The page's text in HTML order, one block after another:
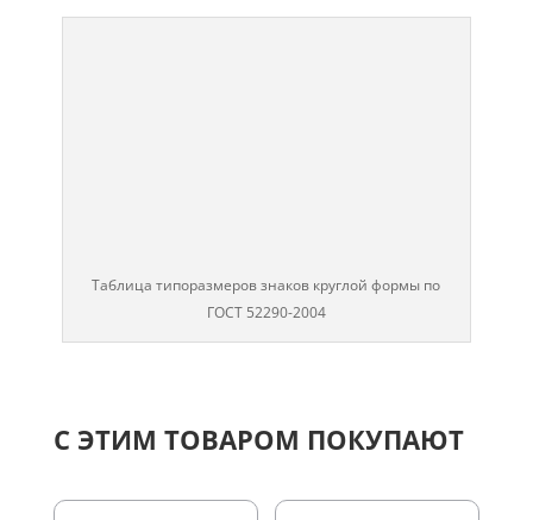
Таблица типоразмеров знаков круглой формы по
ГОСТ 52290-2004
С ЭТИМ ТОВАРОМ ПОКУПАЮТ